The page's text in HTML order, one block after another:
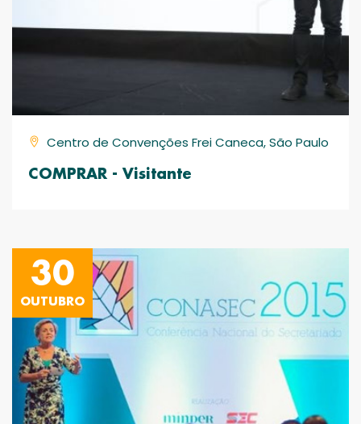
Centro de Convenções Frei Caneca, São Paulo
COMPRAR - Visitante
30
OUTUBRO